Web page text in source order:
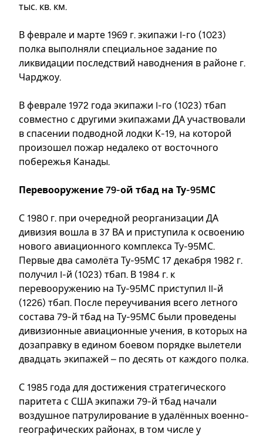
тыс. кв. км.
В феврале и марте 1969 г. экипажи I-го (1023)
полка выполняли специальное задание по
ликвидации последствий наводнения в районе г.
Чарджоу.
В феврале 1972 года экипажи I-го (1023) тбап
совместно с другими экипажами ДА участвовали
в спасении подводной лодки К-19, на которой
произошел пожар недалеко от восточного
побережья Канады.
Перевооружение 79-ой тбад на Ту-95МС
С 1980 г. при очередной реорганизации ДА
дивизия вошла в 37 ВА и приступила к освоению
нового авиационного комплекса Ту-95МС.
Первые два самолёта Ту-95МС 17 декабря 1982 г.
получил I-й (1023) тбап. В 1984 г. к
перевооружению на Ту-95МС приступил II-й
(1226) тбап. После переучивания всего летного
состава 79-й тбад на Ту-95МС были проведены
дивизионные авиационные учения, в которых на
дозаправку в едином боевом порядке вылетели
двадцать экипажей – по десять от каждого полка.
С 1985 года для достижения стратегического
паритета с США экипажи 79-й тбад начали
воздушное патрулирование в удалённых военно-
географических районах, в том числе у